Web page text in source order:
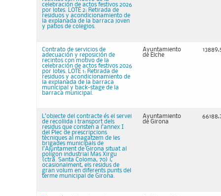
celebración de actos festivos 2026
por lotes. LOTE 2: Retirada de
residuos y acondicionamiento de
la explanada de la barraca joven
y patios de colegios.
Contrato de servicios de
adecuación y reposición de
recintos con motivo de la
celebración de actos festivos 2026
por lotes. LOTE 1: Retirada de
residuos y acondicionamiento de
la explanada de la barraca
municipal y back-stage de la
barraca municipal.
Ayuntamiento
de Elche
L’objecte del contracte és el servei
de recollida i transport dels
residus que consten a l’annex I
del Plec de prescripcions
tècniques al magatzem de les
brigades municipals de
l’Ajuntament de Girona situat al
polígon industrial Mas Xirgu
(ctra. Santa Coloma, 70) i,
ocasionalment, els residus de
gran volum en diferents punts del
terme municipal de Girona.
Ayuntamiento
de Girona